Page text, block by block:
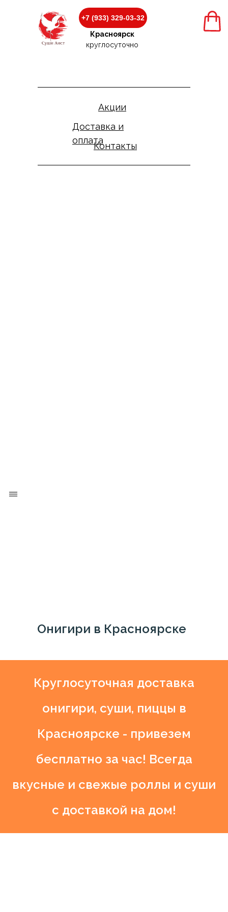
Красноярск
круглосуточно
+7 (933) 329-03-32
Красноярск
круглосуточно
+7 (933) 329-03-32
Акции
Доставка и
оплата
Контакты
Онигири в Красноярске
Круглосуточная доставка
онигири, суши, пиццы в
Красноярске - привезем
бесплатно за час! Всегда
вкусные и свежые роллы и суши
с доставкой на дом!